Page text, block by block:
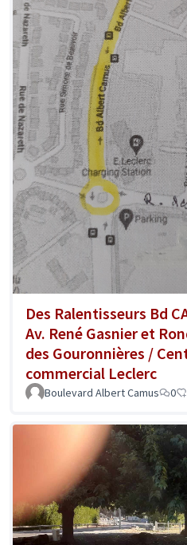
Des Ralentisseurs Bd
Av. René Gasnier et
des Gouronnières /
commercial Leclerc
Boulevard Albert Camus 0